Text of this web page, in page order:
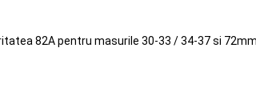
82A pentru masurile 30-33 / 34-37 si